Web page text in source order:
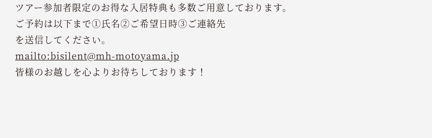
ツアー参加者限定のお得な入居特典も多数ご用意しております。
ご予約は以下まで①氏名②ご希望日時③ご連絡先
を送信してください。
mailto:bisilent@mh-motoyama.jp
皆様のお越しを心よりお待ちしております！